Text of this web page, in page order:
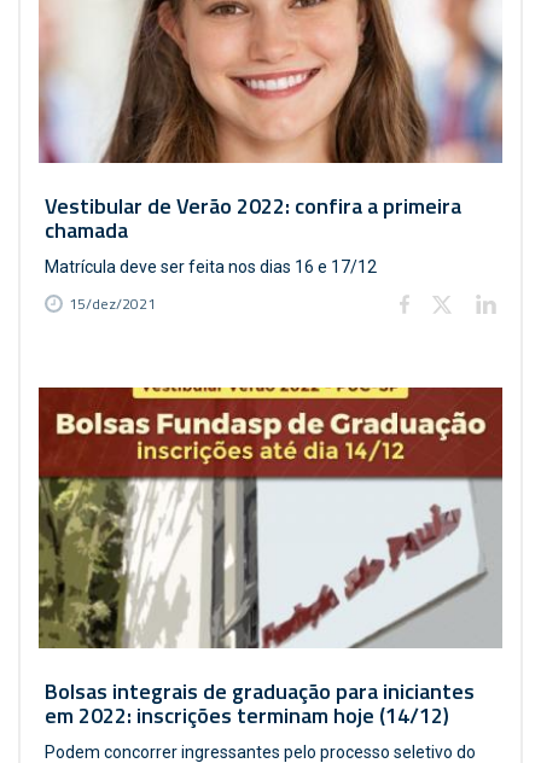
Vestibular de Verão 2022: confira a primeira
chamada
Matrícula deve ser feita nos dias 16 e 17/12
15/dez/2021
Bolsas integrais de graduação para iniciantes
em 2022: inscrições terminam hoje (14/12)
Podem concorrer ingressantes pelo processo seletivo do